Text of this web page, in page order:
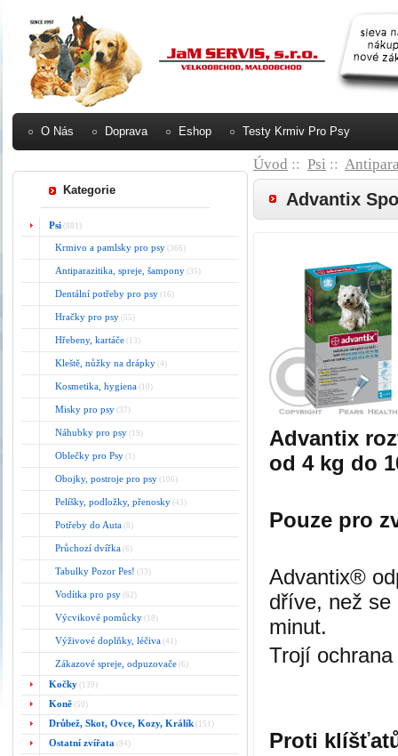
O Nás Doprava Eshop Testy Krmiv Pro Psy
Kategorie
Psi (881)
Krmivo a pamlsky pro psy (366)
Antiparazitika, spreje, šampony (35)
Dentální potřeby pro psy (16)
Hračky pro psy (55)
Hřebeny, kartáče (13)
Kleště, nůžky na drápky (4)
Kosmetika, hygiena (10)
Misky pro psy (37)
Náhubky pro psy (19)
Oblečky pro Psy (1)
Obojky, postroje pro psy (106)
Pelíšky, podložky, přenosky (43)
Potřeby do Auta (8)
Průchozí dvířka (6)
Tabulky Pozor Pes! (33)
Vodítka pro psy (62)
Výcvikové pomůcky (18)
Výživové doplňky, léčiva (41)
Zákazové spreje, odpuzovače (6)
Kočky (139)
Koně (50)
Drůbež, Skot, Ovce, Kozy, Králík (151)
Ostatní zvířata (94)
Úvod :: Psi ::
Advantix
Advantix
od 4 kg do
Pouze pro
Advantix®
dříve, než se
minut.
Trojí
Proti